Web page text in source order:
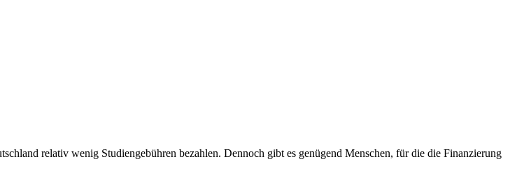
relativ wenig Studiengebühren bezahlen. Dennoch gibt es genügend Menschen, für die die Finanzierung